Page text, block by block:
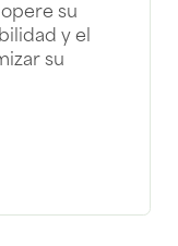
su
y el
su